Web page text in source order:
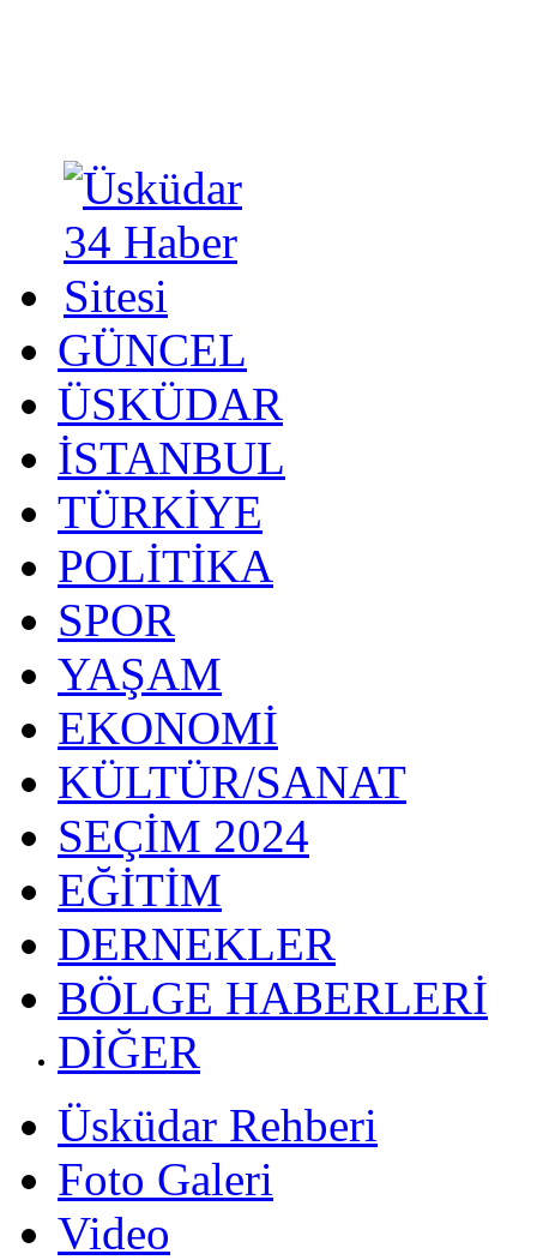
GÜNCEL
ÜSKÜDAR
İSTANBUL
TÜRKİYE
POLİTİKA
SPOR
YAŞAM
EKONOMİ
KÜLTÜR/SANAT
SEÇİM 2024
EĞİTİM
DERNEKLER
BÖLGE HABERLERİ
DİĞER
Üsküdar Rehberi
Foto Galeri
Video